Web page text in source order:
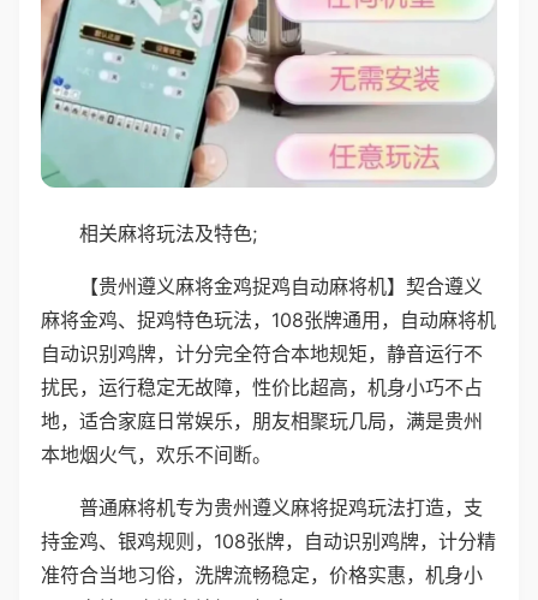
相关麻将玩法及特色;
【贵州遵义麻将金鸡捉鸡自动麻将机】契合遵义
麻将金鸡、捉鸡特色玩法，108张牌通用，自动麻将机
自动识别鸡牌，计分完全符合本地规矩，静音运行不
扰民，运行稳定无故障，性价比超高，机身小巧不占
地，适合家庭日常娱乐，朋友相聚玩几局，满是贵州
本地烟火气，欢乐不间断。
普通麻将机专为贵州遵义麻将捉鸡玩法打造，支
持金鸡、银鸡规则，108张牌，自动识别鸡牌，计分精
准符合当地习俗，洗牌流畅稳定，价格实惠，机身小